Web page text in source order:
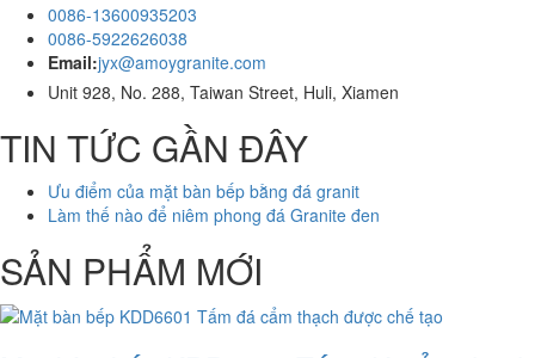
0086-13600935203
0086-5922626038
Email:jyx@amoygranite.com
Unit 928, No. 288, Taiwan Street, Huli, Xiamen
TIN TỨC GẦN ĐÂY
Ưu điểm của mặt bàn bếp bằng đá granit
Làm thế nào để niêm phong đá Granite đen
SẢN PHẨM MỚI